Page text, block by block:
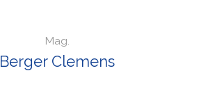
Mag.
Berger Clemens